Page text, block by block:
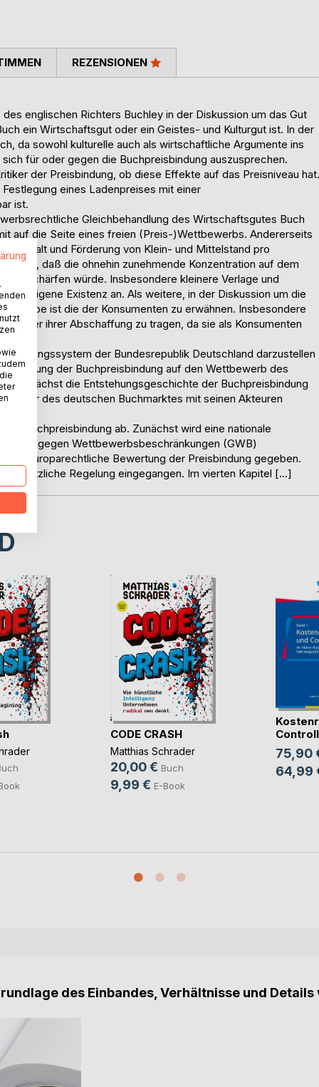
englischen Richters Buchley in der Diskussion um das Gut
ein Wirtschaftsgut oder ein Geistes- und Kulturgut ist. In der
da sowohl kulturelle auch als wirtschaftliche Argumente ins
für oder gegen die Buchpreisbindung auszusprechen.
der Preisbindung, ob diese Effekte auf das Preisniveau hat.
eines Ladenpreises mit einer
ist.
Gleichbehandlung des Wirtschaftsgutes Buch
auf die Seite eines freien (Preis-)Wettbewerbs. Andererseits
und Förderung von Klein- und Mittelstand pro
daß die ohnehin zunehmende Konzentration auf dem
verschärfen würde. Insbesondere kleinere Verlage und
eigene Existenz an. Als weitere, in der Diskussion um die
ist die der Konsumenten zu erwähnen. Insbesondere
oder ihrer Abschaffung zu tragen, da sie als Konsumenten
der Bundesrepublik Deutschland darzustellen
Wirkung der Buchpreisbindung auf den Wettbewerb des
zunächst die Entstehungsgeschichte der Buchpreisbindung
des deutschen Buchmarktes mit seinen Akteuren
Buchpreisbindung ab. Zunächst wird eine nationale
gegen Wettbewerbsbeschränkungen (GWB)
die europarechtliche Bewertung der Preisbindung gegeben.
gesetzliche Regelung eingegangen. Im vierten Kapitel […]
REZENSIONEN
CODE CRASH
Matthias Schrader
20,00 € Buch
9,99 € E-Book
75,90
64,99
des Einbandes, Verhältnisse und